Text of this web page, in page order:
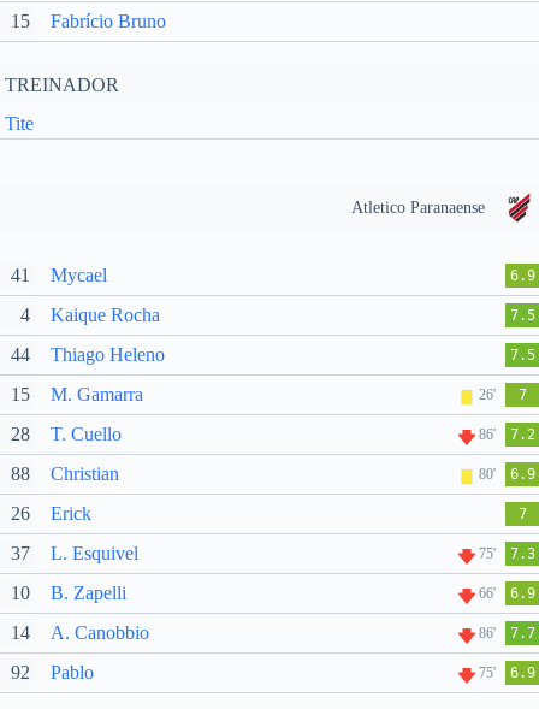
15
Fabrício Bruno
TREINADOR
Tite
Atletico Paranaense
41 Mycael 6.9
4 Kaique Rocha 7.5
44 Thiago Heleno 7.5
15 M. Gamarra 26' 7
28 T. Cuello 86' 7.2
88 Christian 80' 6.9
26 Erick 7
37 L. Esquivel 75' 7.3
10 B. Zapelli 66' 6.9
14 A. Canobbio 86' 7.7
92 Pablo 75' 6.9